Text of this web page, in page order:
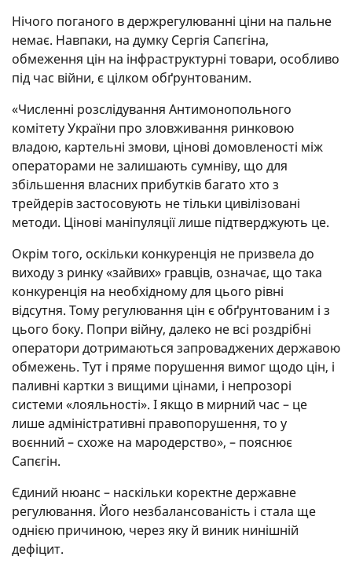
Нічого поганого в держрегулюванні ціни на пальне
немає. Навпаки, на думку Сергія Сапєгіна,
обмеження цін на інфраструктурні товари, особливо
під час війни, є цілком обґрунтованим.
«Численні розслідування Антимонопольного
комітету України про зловживання ринковою
владою, картельні змови, цінові домовленості між
операторами не залишають сумніву, що для
збільшення власних прибутків багато хто з
трейдерів застосовують не тільки цивілізовані
методи. Цінові маніпуляції лише підтверджують це.
Окрім того, оскільки конкуренція не призвела до
виходу з ринку «зайвих» гравців, означає, що така
конкуренція на необхідному для цього рівні
відсутня. Тому регулювання цін є обґрунтованим і з
цього боку. Попри війну, далеко не всі роздрібні
оператори дотримаються запроваджених державою
обмежень. Тут і пряме порушення вимог щодо цін, і
паливні картки з вищими цінами, і непрозорі
системи «лояльності». І якщо в мирний час – це
лише адміністративні правопорушення, то у
воєнний – схоже на мародерство», – пояснює
Сапєгін.
Єдиний нюанс – наскільки коректне державне
регулювання. Його незбалансованість і стала ще
однією причиною, через яку й виник нинішній
дефіцит.